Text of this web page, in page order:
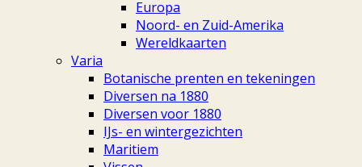
Europa
Noord- en Zuid-Amerika
Wereldkaarten
Varia
Botanische prenten en tekeningen
Diversen na 1880
Diversen voor 1880
IJs- en wintergezichten
Maritiem